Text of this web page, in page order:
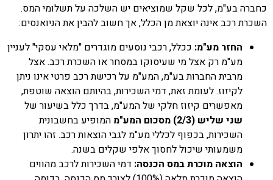
כחברה בע"מ, לכל שקל שמוציאים יש השלכה על תשלומי המס.
השכרת רכב אינה יוצאת מן הכלל, אך חשוב להבין את הניואנסים:
החזר מע"מ: ככלל, רכבי נוסעים מוגדרים "מלאי עסקי" לעניין
מע"מ רק אצל מי שעיסוקו במסחר או השכרת רכב. אצל
מרבית החברות בע"מ, המע"מ על רכישת רכב פרטי אינו ניתן
לקיזוז. לעומת זאת, דמי השכירות, בהיותם הוצאה שוטפת,
מאפשרים קיזוז חלקי של המע"מ, בדרך כלל בשיעור של
שני שליש (2/3) מסכום המע"מ
המופיע בחשבונית
השכירות, בכפוף לכללי מע"מ לגבי הוצאות רכב. זהו יתרון
משמעותי שיכול לחסוך אלפי שקלים בשנה.
הוצאה מוכרת במס הכנסה: דמי השכירות לרכב מהווים